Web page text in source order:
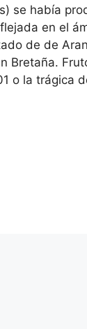
se había
en el
de de
Bretaña.
o la trágica